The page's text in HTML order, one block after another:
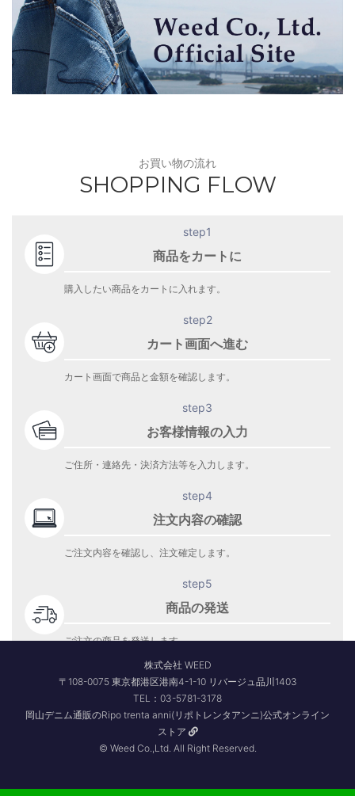
お買い物の流れ
SHOPPING FLOW
step1
商品をカートに
購入したい商品をカートに入れます。
step2
カート画面へ進む
カート画面で商品と金額を確認します。
step3
お客様情報の入力
ご住所・連絡先・決済方法等を入力します。
step4
注文内容の確認
ご注文内容を確認し、注文確定します。
step5
商品の発送
ご注文の商品を発送します。
株式会社 WEED
〒108-0075 東京都港区港南4-1-10 リバージュ品川1403
TEL：03-5781-3178
岡山デニム通販のRipo trenta anni(リポトレンタアンニ)公式オンライン
ストア
© Weed Co.,Ltd. All Right Reserved.